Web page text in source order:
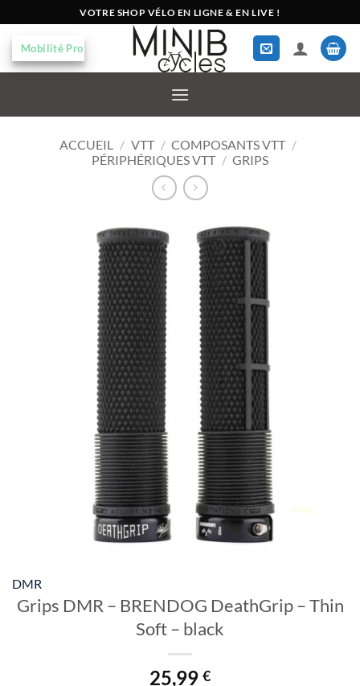
au
contenu
VOTRE SHOP VÉLO EN LIGNE & EN LIVE !
Mobilité Pro
ACCUEIL / VTT / COMPOSANTS VTT /
PÉRIPHÉRIQUES VTT / GRIPS
DMR
Grips DMR – BRENDOG DeathGrip – Thin
Soft – black
25,99 €